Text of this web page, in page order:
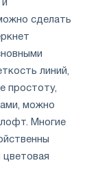
сделать
линий,
простоту,
можно
Многие